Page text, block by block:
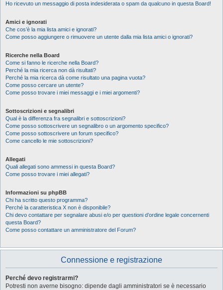
Ho ricevuto un messaggio di posta indesiderata o spam da qualcuno in questa Board!
Amici e ignorati
Che cos’è la mia lista amici e ignorati?
Come posso aggiungere o rimuovere un utente dalla mia lista amici o ignorati?
Ricerche nella Board
Come si fanno le ricerche nella Board?
Perché la mia ricerca non dà risultati?
Perché la mia ricerca dà come risultato una pagina vuota?
Come posso cercare un utente?
Come posso trovare i miei messaggi e i miei argomenti?
Sottoscrizioni e segnalibri
Qual è la differenza fra segnalibri e sottoscrizioni?
Come posso sottoscrivere un segnalibro o un argomento specifico?
Come posso sottoscrivere un forum specifico?
Come cancello le mie sottoscrizioni?
Allegati
Quali allegati sono ammessi in questa Board?
Come posso trovare i miei allegati?
Informazioni su phpBB
Chi ha scritto questo programma?
Perché la caratteristica X non è disponibile?
Chi devo contattare per segnalare abusi e/o per questioni d’ordine legale concernenti
questa Board?
Come posso contattare un amministratore del Forum?
Connessione e registrazione
Perché devo registrarmi?
Potresti non averne bisogno: dipende dagli amministratori se è necessario